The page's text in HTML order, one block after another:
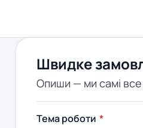
Швидке
Опиши — ми самі
Тема роботи